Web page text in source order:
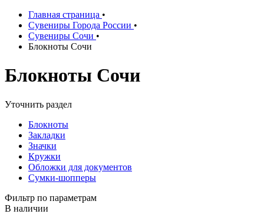
Главная страница •
Сувениры Города России •
Сувениры Сочи •
Блокноты Сочи
Блокноты Сочи
Уточнить раздел
Блокноты
Закладки
Значки
Кружки
Обложки для документов
Сумки-шопперы
Фильтр по параметрам
В наличии